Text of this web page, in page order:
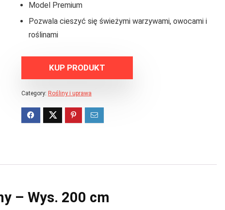
Model Premium
Pozwala cieszyć się świeżymi warzywami, owocami i
roślinami
KUP PRODUKT
Category: Rośliny i uprawa
– Wys. 200 cm